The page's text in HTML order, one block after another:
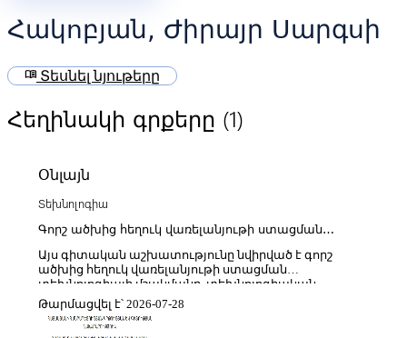
Հակոբյան, Ժիրայր Սարգսի
menu_book Տեսնել նյութերը
Հեղինակի գրքերը (1)
Օնլայն
Տեխնոլոգիա
Գորշ ածխից հեղուկ վառելանյութի ստացման
Այս գիտական աշխատությունը նվիրված է գորշ
ածխից հեղուկ վառելանյութի ստացման
տեխնոլոգիայի մշակմանը, տեխնոլոգիական
գործընթացների կատարելագործմանը և դրանց
արդյունավետության գնահատմանը։ Գրքում
ներկայացվում են գորշ ածխի ֆիզիկաքիմիական
Թարմացվել է՝ 2026-07-28